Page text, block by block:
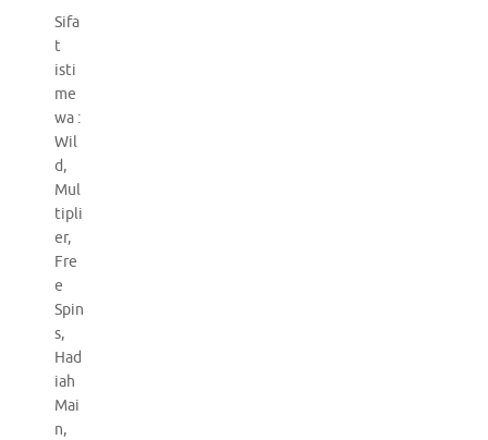
Sifa
t
isti
me
wa :
Wil
d,
Mul
tipli
er,
Fre
e
Spin
s,
Had
iah
Mai
n,